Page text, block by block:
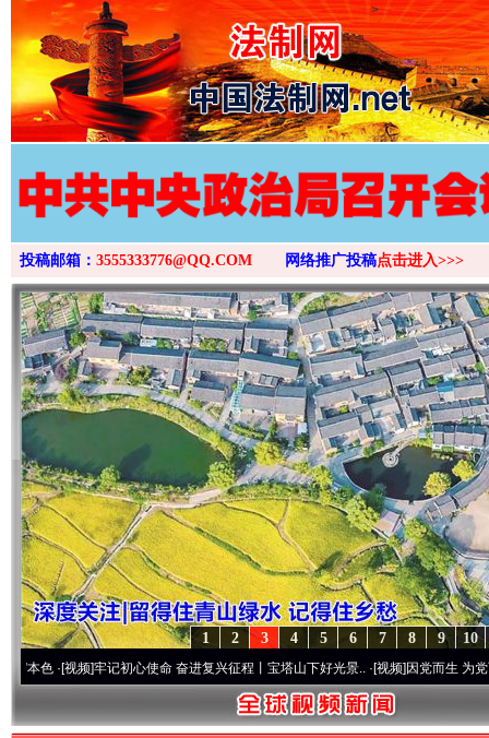
>
投稿邮箱： 3555333776@QQ.COM 网络推广投稿点击进入>>>
10
9
8
7
6
5
4
3
2
1
视频]牢记初心使命 奋进复兴征程丨宝塔山下好光景..·[视频]因党而生 为党而战——